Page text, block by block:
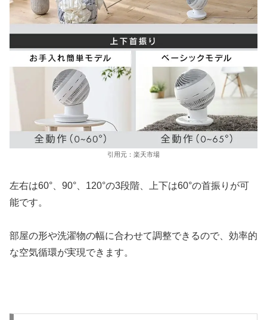
引用元：楽天市場
左右は60°、90°、120°の3段階、上下は60°の首振りが可
能です。
部屋の形や洗濯物の幅に合わせて調整できるので、効率的
な空気循環が実現できます。